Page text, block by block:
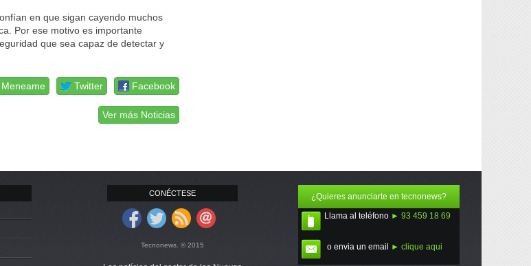
en que sigan cayendo muchos
Por ese motivo es importante
que sea capaz de detectar y
Facebook
Twitter
Meneame
Ver más Noticias
CONÉCTESE
Tecnonews. © 2015
¿Quieres anunciarte en tecnonews?
Llama al teléfono ► 93 459 18 69
o envia un email ► clique aqui